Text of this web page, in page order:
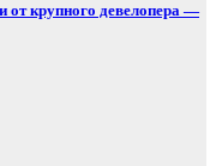
от крупного девелопера —